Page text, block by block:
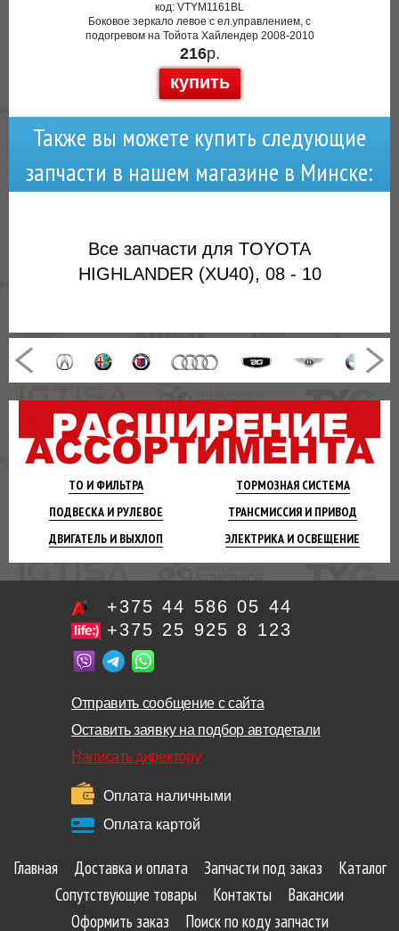
ТО И ФИЛЬТРА ТОРМОЗНАЯСИСТЕМА
ПОДВЕСКА И РУЛЕВОЕ ТРАНСМИССИЯ И ПРИВОД
ДВИГАТЕЛЬ И ВЫХЛОП ЭЛЕКТРИКА И ОСВЕЩЕНИЕ
код: VTYM1161BL
Боковое зеркало левое с ел.управлением, с
подогревом на Тойота Хайлендер 2008-2010
216р.
купить
Также вы можете купить следующие
запчасти в нашем магазине в Минске:
Все запчасти для TOYOTA
HIGHLANDER (XU40), 08 - 10
+375 44 586 05 44
+375 25 925 8 123
Отправить сообщение с сайта
Оставить заявку на подбор автодетали
Написать директору
Оплата наличными
Оплата картой
Главная Доставка и оплата Запчасти под заказ
Каталог
Сопутствующие товары
Контакты
Вакансии
Оформить заказ
Поиск по коду запчасти